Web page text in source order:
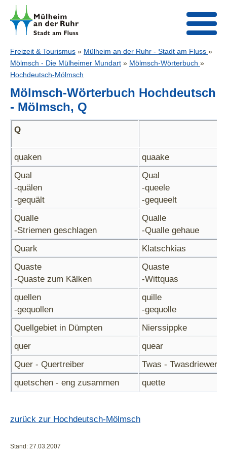
Freizeit & Tourismus » Mülheim an der Ruhr - Stadt am Fluss »
Mölmsch - Die Mülheimer Mundart » Mölmsch-Wörterbuch »
Hochdeutsch-Mölmsch
Mölmsch-Wörterbuch Hochdeutsch
- Mölmsch, Q
Q
quaken
quaake
Qual
-quälen
-gequält
Qual
-queele
-gequeelt
Qualle
-Striemen geschlagen
Qualle
-Qualle gehaue
Quark
Klatschkias
Quaste
-Quaste zum Kälken
Quaste
-Wittquas
quellen
-gequollen
quille
-gequolle
Quellgebiet in Dümpten
Nierssippke
quer
quear
Quer - Quertreiber
Twas - Twasdriewer
quetschen - eng zusammen
sitzen
quette
-dotöösche gequett
zurück zur Hochdeutsch-Mölmsch
Stand: 27.03.2007